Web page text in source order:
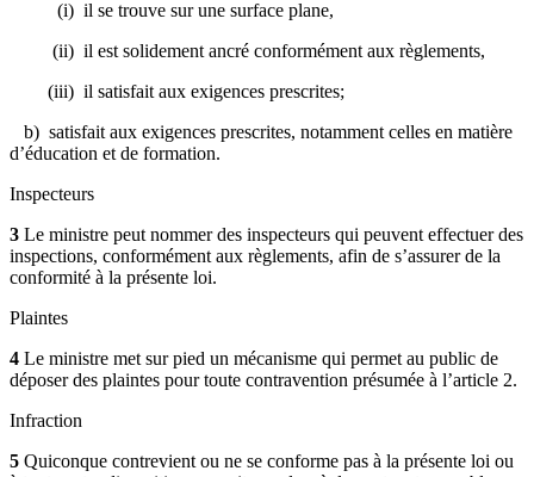
(i) il se trouve sur une surface plane,
(ii) il est solidement ancré conformément aux règlements,
(iii) il satisfait aux exigences prescrites;
b) satisfait aux exigences prescrites, notamment celles en matière
d’éducation et de formation.
Inspecteurs
3 Le ministre peut nommer des inspecteurs qui peuvent effectuer des
inspections, conformément aux règlements, afin de s’assurer de la
conformité à la présente loi.
Plaintes
4 Le ministre met sur pied un mécanisme qui permet au public de
déposer des plaintes pour toute contravention présumée à l’article 2.
Infraction
5 Quiconque contrevient ou ne se conforme pas à la présente loi ou